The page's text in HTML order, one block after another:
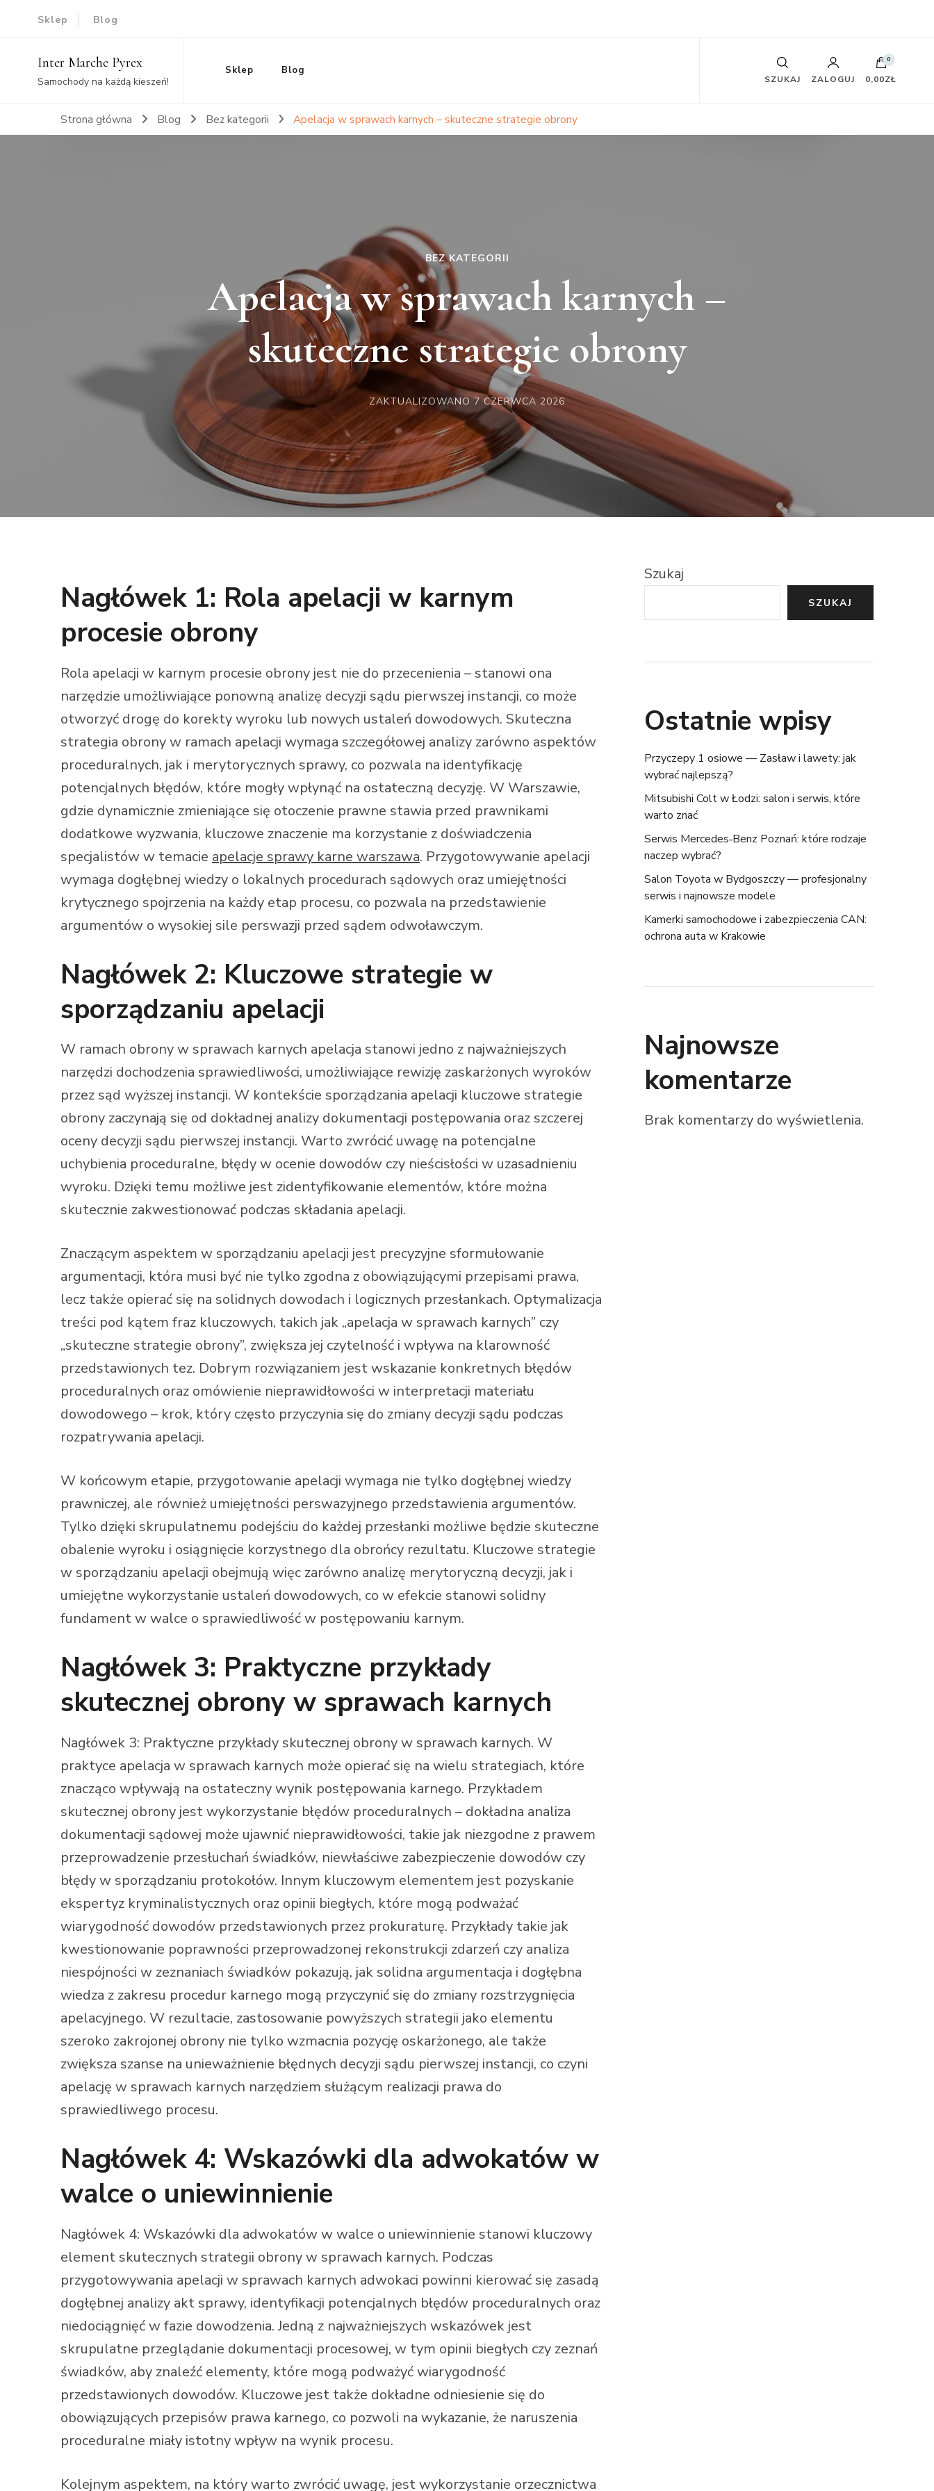
Sklep Blog
Inter Marche Pyrex
Samochody na każdą kieszeń!
Sklep Blog
SZUKAJ ZALOGUJ
0
0,00ZŁ
Strona główna Blog Bez kategorii Apelacja w sprawach karnych – skuteczne strategie obrony
BEZ KATEGORII
Apelacja w sprawach karnych –
skuteczne strategie obrony
ZAKTUALIZOWANO7 CZERWCA 2026
Nagłówek 1: Rola apelacji w karnym
procesie obrony
Rola apelacji w karnym procesie obrony jest nie do przecenienia – stanowi ona
narzędzie umożliwiające ponowną analizę decyzji sądu pierwszej instancji, co może
otworzyć drogę do korekty wyroku lub nowych ustaleń dowodowych. Skuteczna
strategia obrony w ramach apelacji wymaga szczegółowej analizy zarówno aspektów
proceduralnych, jak i merytorycznych sprawy, co pozwala na identyfikację
potencjalnych błędów, które mogły wpłynąć na ostateczną decyzję. W Warszawie,
gdzie dynamicznie zmieniające się otoczenie prawne stawia przed prawnikami
dodatkowe wyzwania, kluczowe znaczenie ma korzystanie z doświadczenia
specjalistów w temacie apelacje sprawy karne warszawa. Przygotowywanie apelacji
wymaga dogłębnej wiedzy o lokalnych procedurach sądowych oraz umiejętności
krytycznego spojrzenia na każdy etap procesu, co pozwala na przedstawienie
argumentów o wysokiej sile perswazji przed sądem odwoławczym.
Nagłówek 2: Kluczowe strategie w
sporządzaniu apelacji
W ramach obrony w sprawach karnych apelacja stanowi jedno z najważniejszych
narzędzi dochodzenia sprawiedliwości, umożliwiające rewizję zaskarżonych wyroków
przez sąd wyższej instancji. W kontekście sporządzania apelacji kluczowe strategie
obrony zaczynają się od dokładnej analizy dokumentacji postępowania oraz szczerej
oceny decyzji sądu pierwszej instancji. Warto zwrócić uwagę na potencjalne
uchybienia proceduralne, błędy w ocenie dowodów czy nieścisłości w uzasadnieniu
wyroku. Dzięki temu możliwe jest zidentyfikowanie elementów, które można
skutecznie zakwestionować podczas składania apelacji.
Znaczącym aspektem w sporządzaniu apelacji jest precyzyjne sformułowanie
argumentacji, która musi być nie tylko zgodna z obowiązującymi przepisami prawa,
lecz także opierać się na solidnych dowodach i logicznych przesłankach. Optymalizacja
treści pod kątem fraz kluczowych, takich jak „apelacja w sprawach karnych” czy
„skuteczne strategie obrony”, zwiększa jej czytelność i wpływa na klarowność
przedstawionych tez. Dobrym rozwiązaniem jest wskazanie konkretnych błędów
proceduralnych oraz omówienie nieprawidłowości w interpretacji materiału
dowodowego – krok, który często przyczynia się do zmiany decyzji sądu podczas
rozpatrywania apelacji.
W końcowym etapie, przygotowanie apelacji wymaga nie tylko dogłębnej wiedzy
prawniczej, ale również umiejętności perswazyjnego przedstawienia argumentów.
Tylko dzięki skrupulatnemu podejściu do każdej przesłanki możliwe będzie skuteczne
obalenie wyroku i osiągnięcie korzystnego dla obrońcy rezultatu. Kluczowe strategie
w sporządzaniu apelacji obejmują więc zarówno analizę merytoryczną decyzji, jak i
umiejętne wykorzystanie ustaleń dowodowych, co w efekcie stanowi solidny
fundament w walce o sprawiedliwość w postępowaniu karnym.
Nagłówek 3: Praktyczne przykłady
skutecznej obrony w sprawach karnych
Nagłówek 3: Praktyczne przykłady skutecznej obrony w sprawach karnych. W
praktyce apelacja w sprawach karnych może opierać się na wielu strategiach, które
znacząco wpływają na ostateczny wynik postępowania karnego. Przykładem
skutecznej obrony jest wykorzystanie błędów proceduralnych – dokładna analiza
dokumentacji sądowej może ujawnić nieprawidłowości, takie jak niezgodne z prawem
przeprowadzenie przesłuchań świadków, niewłaściwe zabezpieczenie dowodów czy
błędy w sporządzaniu protokołów. Innym kluczowym elementem jest pozyskanie
ekspertyz kryminalistycznych oraz opinii biegłych, które mogą podważać
wiarygodność dowodów przedstawionych przez prokuraturę. Przykłady takie jak
kwestionowanie poprawności przeprowadzonej rekonstrukcji zdarzeń czy analiza
niespójności w zeznaniach świadków pokazują, jak solidna argumentacja i dogłębna
wiedza z zakresu procedur karnego mogą przyczynić się do zmiany rozstrzygnięcia
apelacyjnego. W rezultacie, zastosowanie powyższych strategii jako elementu
szeroko zakrojonej obrony nie tylko wzmacnia pozycję oskarżonego, ale także
zwiększa szanse na unieważnienie błędnych decyzji sądu pierwszej instancji, co czyni
apelację w sprawach karnych narzędziem służącym realizacji prawa do
sprawiedliwego procesu.
Nagłówek 4: Wskazówki dla adwokatów w
walce o uniewinnienie
Nagłówek 4: Wskazówki dla adwokatów w walce o uniewinnienie stanowi kluczowy
element skutecznych strategii obrony w sprawach karnych. Podczas
przygotowywania apelacji w sprawach karnych adwokaci powinni kierować się zasadą
dogłębnej analizy akt sprawy, identyfikacji potencjalnych błędów proceduralnych oraz
niedociągnięć w fazie dowodzenia. Jedną z najważniejszych wskazówek jest
skrupulatne przeglądanie dokumentacji procesowej, w tym opinii biegłych czy zeznań
świadków, aby znaleźć elementy, które mogą podważyć wiarygodność
przedstawionych dowodów. Kluczowe jest także dokładne odniesienie się do
obowiązujących przepisów prawa karnego, co pozwoli na wykazanie, że naruszenia
proceduralne miały istotny wpływ na wynik procesu.
Kolejnym aspektem, na który warto zwrócić uwagę, jest wykorzystanie orzecznictwa
Szukaj
SZUKAJ
Ostatnie wpisy
Przyczepy 1 osiowe — Zasław i lawety: jak
wybrać najlepszą?
Mitsubishi Colt w Łodzi: salon i serwis, które
warto znać
Serwis Mercedes‑Benz Poznań: które rodzaje
naczep wybrać?
Salon Toyota w Bydgoszczy — profesjonalny
serwis i najnowsze modele
Kamerki samochodowe i zabezpieczenia CAN:
ochrona auta w Krakowie
Najnowsze
komentarze
Brak komentarzy do wyświetlenia.